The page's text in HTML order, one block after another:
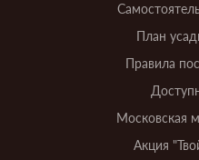
План
Правила
Московская
Акция